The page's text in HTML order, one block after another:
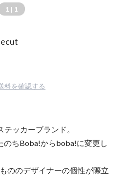
1 | 1
料を確認する
ッカーブランド。
のちBoba!からboba!に変更し
ののデザイナーの個性が際立